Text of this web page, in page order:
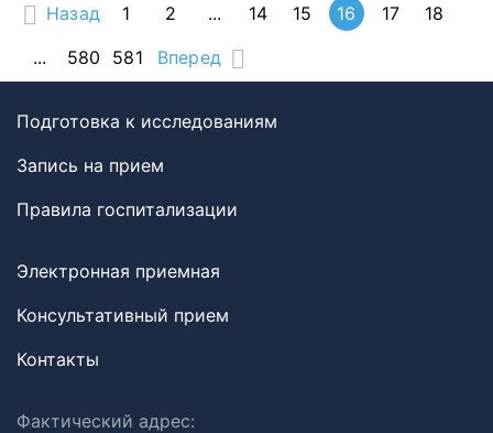
Назад 1 2 ... 14 15 16 17
18
...
580 581 Вперед
Подготовка к исследованиям
Запись на прием
Правила госпитализации
Электронная приемная
Консультативный прием
Контакты
Фактический адрес: